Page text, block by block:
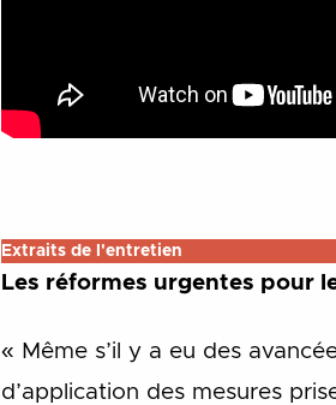
Extraits de l'entretien
Les réformes urgentes pour
« Même s’il y a eu des
d’application des mesures